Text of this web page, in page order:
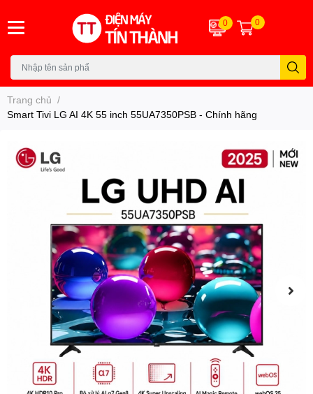
0 0
Trang chủ /
Smart Tivi LG AI 4K 55 inch 55UA7350PSB - Chính hãng